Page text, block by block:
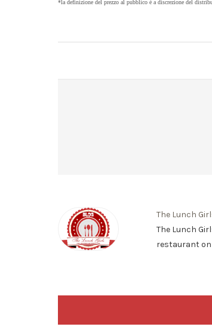
*la definizione del prezzo al pubblico è a discrezione del
The Lunch
The Lunch
restaurant